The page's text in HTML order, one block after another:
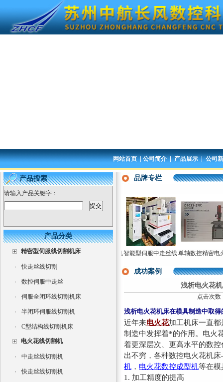
网站首页|公司简介|产品展示|公司
产品搜索
请输入产品关键字：
产品分类
精密型伺服线切割机床
· 快走丝线切割
· 数控伺服中走丝
· 伺服全闭环线切割机床
· 半闭环伺服线切割机
· C型结构线切割机床
电火花线切割机
· 中走丝线切割机
· 快走丝线切割机
品牌专栏
三轴数控电火花成型单轴数控精密火花机
智能型伺服中走丝线单轴数控精密电火
机床
成功案例
浅析电火花
点击次
浅析电火花机床在模具制造中取得
近年来电火花加工机床一直
制造中发挥着*的作用。电火
着更深层次、更高水平的数
出不穷，各种数控电火花机
机 ， 电火花数控成型机等在模
1. 加工精度的提高